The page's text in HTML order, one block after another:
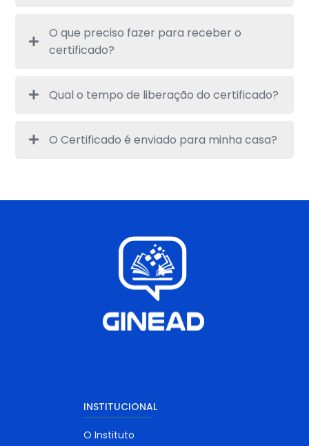
O que preciso fazer para receber o
certificado?
Qual o tempo de liberação do certificado?
O Certificado é enviado para minha casa?
INSTITUCIONAL
O Instituto